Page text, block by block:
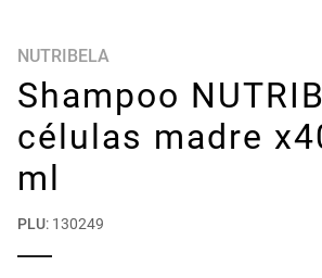
NUTRIBELA
Shampoo
células madre
ml
PLU: 130249